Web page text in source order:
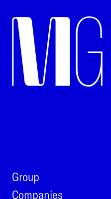
Group
Companies